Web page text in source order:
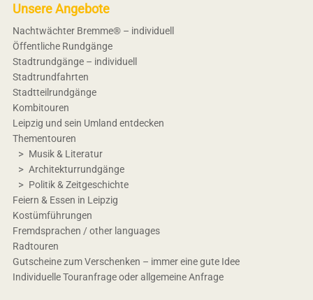
Unsere Angebote
Nachtwächter Bremme® – individuell
Öffentliche Rundgänge
Stadtrundgänge – individuell
Stadtrundfahrten
Stadtteilrundgänge
Kombitouren
Leipzig und sein Umland entdecken
Thementouren
Musik & Literatur
Architekturrundgänge
Politik & Zeitgeschichte
Feiern & Essen in Leipzig
Kostümführungen
Fremdsprachen / other languages
Radtouren
Gutscheine zum Verschenken – immer eine gute Idee
Individuelle Touranfrage oder allgemeine Anfrage